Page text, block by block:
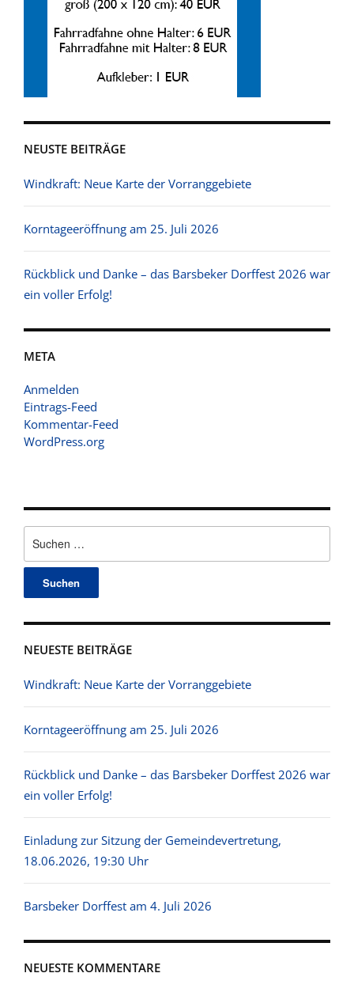
nach:
NEUESTE BEITRÄGE
Windkraft: Neue Karte der Vorranggebiete
Korntageeröffnung am 25. Juli 2026
Rückblick und Danke – das Barsbeker Dorffest 2026 war
ein voller Erfolg!
Einladung zur Sitzung der Gemeindevertretung,
18.06.2026, 19:30 Uhr
Barsbeker Dorffest am 4. Juli 2026
NEUESTE KOMMENTARE
NEUSTE BEITRÄGE
Windkraft: Neue Karte der Vorranggebiete
Korntageeröffnung am 25. Juli 2026
Rückblick und Danke – das Barsbeker Dorffest 2026 war
ein voller Erfolg!
META
Anmelden
Eintrags-Feed
Kommentar-Feed
WordPress.org